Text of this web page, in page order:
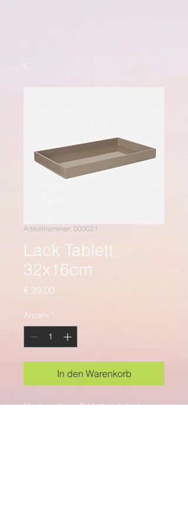
Artikelnummer: 000021
Lack Tablett
32x16cm
€ 39,00
Anzahl *
In den Warenkorb
Hochwertiges Tablett mehrfach